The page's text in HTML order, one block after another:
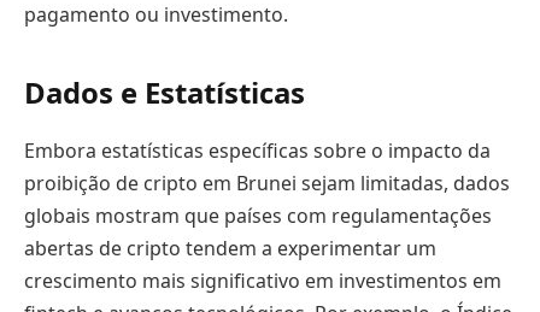
pagamento ou investimento.
Dados e Estatísticas
Embora estatísticas específicas sobre o impacto da
proibição de cripto em Brunei sejam limitadas, dados
globais mostram que países com regulamentações
abertas de cripto tendem a experimentar um
crescimento mais significativo em investimentos em